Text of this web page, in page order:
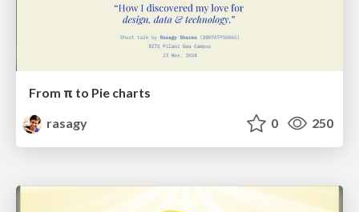
From π to Pie charts
rasagy
0 250